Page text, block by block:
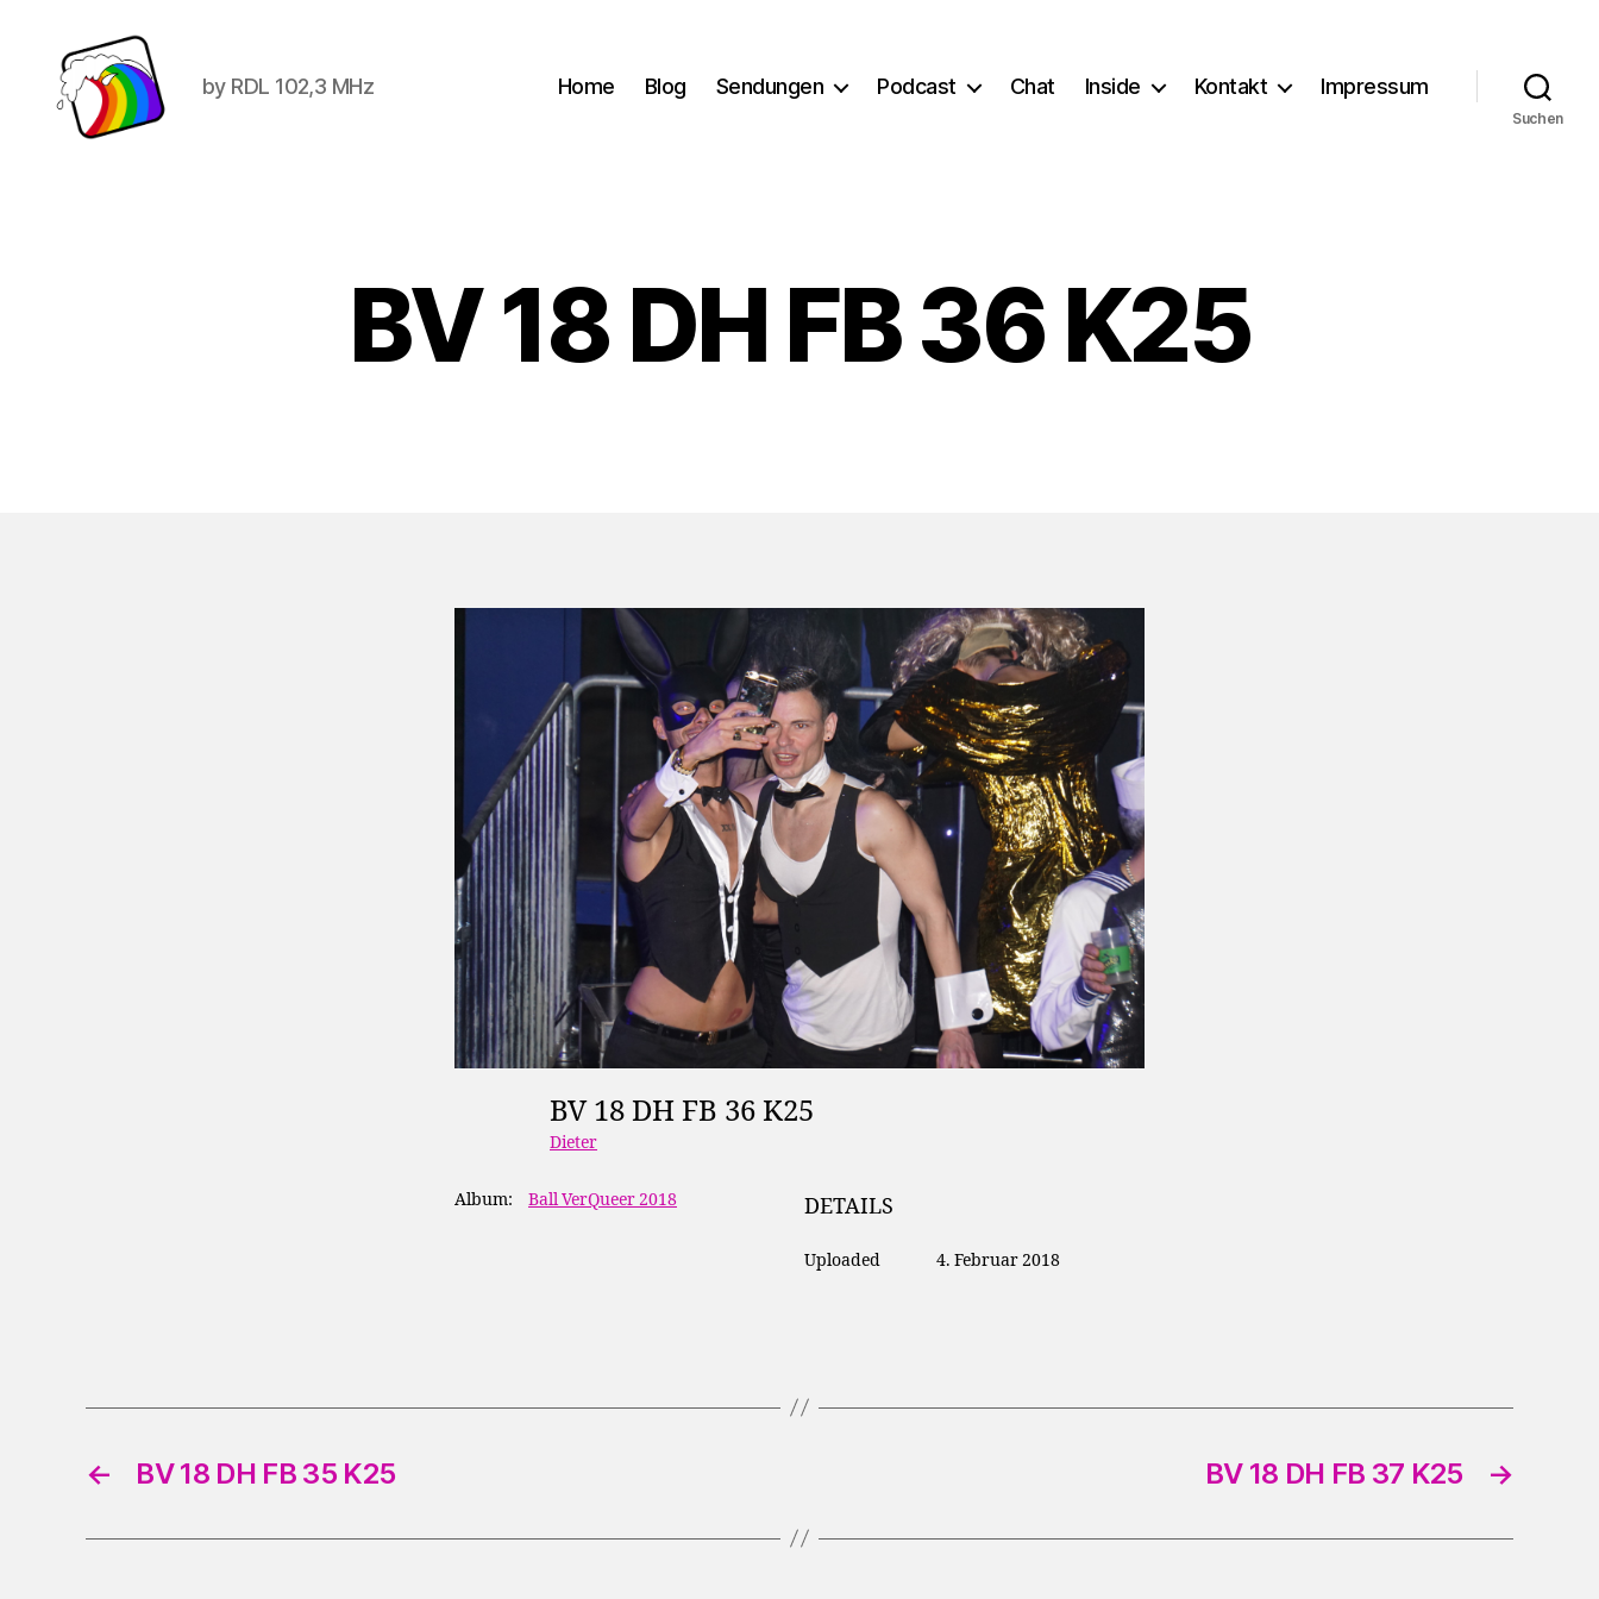
by RDL 102,3 MHz Home Blog Sendungen Podcast Chat Inside Kontakt Impressum
Suchen
BV 18 DH FB 36 K25
BV 18 DH FB 36 K25
Dieter
Album: Ball VerQueer 2018 DETAILS
Uploaded 4. Februar 2018
← BV 18 DH FB 35 K25 →
BV 18 DH FB 37 K25